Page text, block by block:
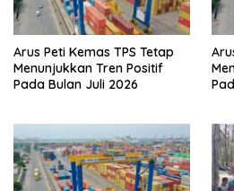
Arus Peti Kemas TPS Tetap
Menunjukkan Tren Positif
Pada Bulan Juli 2026